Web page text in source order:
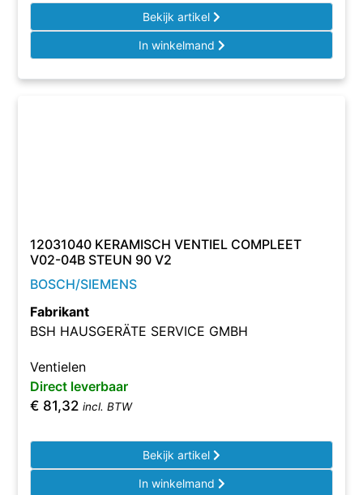
Bekijk artikel
In winkelmand
12031040 KERAMISCH VENTIEL COMPLEET
V02-04B STEUN 90 V2
BOSCH/SIEMENS
Fabrikant
BSH HAUSGERÄTE SERVICE GMBH
Ventielen
Direct leverbaar
€ 81,32 incl. BTW
Bekijk artikel
In winkelmand